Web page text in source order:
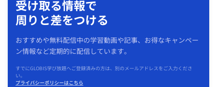
受け取る情報で
周りと差をつける
おすすめや無料配信中の学習動画や記事、お得なキャンペー
ン情報など定期的に配信しています。
すでにGLOBIS学び放題へご登録済みの方は、別のメールアドレスをご入力くださ
い。
プライバシーポリシーはこちら